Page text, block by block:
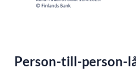
Person-till-person-